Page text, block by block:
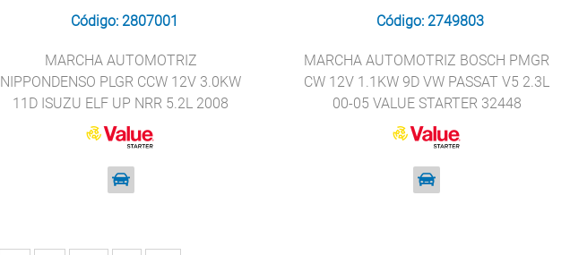
Código: 2807001
MARCHA AUTOMOTRIZ
NIPPONDENSO PLGR CCW 12V 3.0KW
11D ISUZU ELF UP NRR 5.2L 2008
VALUE STARTER 30691
Código: 2749803
MARCHA AUTOMOTRIZ BOSCH PMGR
CW 12V 1.1KW 9D VW PASSAT V5 2.3L
00-05 VALUE STARTER 32448